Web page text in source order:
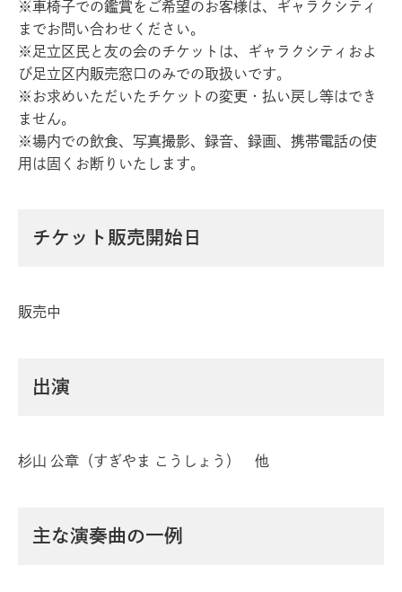
※車椅子での鑑賞をご希望のお客様は、ギャラクシティ
までお問い合わせください。
※足立区民と友の会のチケットは、ギャラクシティおよ
び足立区内販売窓口のみでの取扱いです。
※お求めいただいたチケットの変更・払い戻し等はでき
ません。
※場内での飲食、写真撮影、録音、録画、携帯電話の使
用は固くお断りいたします。
チケット販売開始日
販売中
出演
杉山 公章（すぎやま こうしょう） 他
主な演奏曲の一例